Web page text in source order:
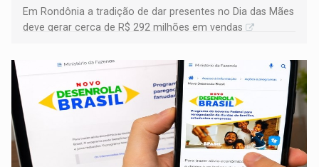
Em Rondônia a tradição de dar presentes no Dia das Mães
deve gerar cerca de R$ 292 milhões em vendas